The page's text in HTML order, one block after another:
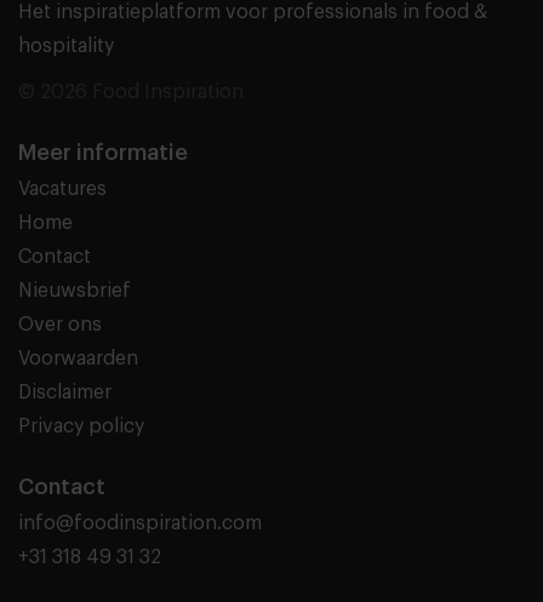
Het inspiratieplatform voor professionals in food &
hospitality
Meer informatie
Vacatures
Home
Contact
Nieuwsbrief
Over ons
Voorwaarden
Disclaimer
Privacy policy
Contact
info@foodinspiration.com
+31 318 49 31 32